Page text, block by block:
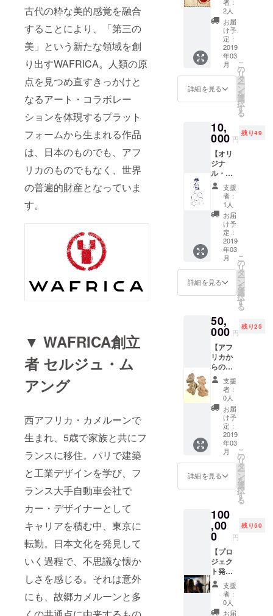
古代の粋な美的感覚を融合
することにより、「第三の
美」という新たな領域を創
り出すWAFRICA。人類の原
点を見つめ直すきっかけと
なるアート・コラボレー
ションを体現するプラット
フォームから生まれる作品
は、日本のものでも、アフ
リカのものでもなく、世界
の普遍的財産となっていま
す。
▼ WAFRICA創立
者 セルジュ・ム
アング
西アフリカ・カメルーンで
生まれ、5歳で家族と共にフ
ランスに移住。パリで建築
と工業デザインを学び、フ
ランス大手自動車会社で
カー・デザイナーとして
キャリアを積む中、東京に
転勤。日本文化を発見して
いく過程で、不思議な懐か
しさを感じる。それは意外
にも、故郷カメルーンと多
ルーン
より、
手書き
の絵葉
書をお
送りし
ます。
2人
お届
け予
定：
2019
年03
月
詳細を見る
こ
の
リ
タ
ー
ン
を
選
択
す
る
10,
000 円
残り49
【オリ
ジナ
ル・ス
ケッチ
（サイ
ン入
り）】
WAFRI
CA創立
者セル
ジュが
旅行中
に描
く、現
地の風
景や
オリジ
ナル・
スケッ
チ（A4
サイ
ズ）を
お送り
しま
す。
支援
者：
1人
お届
け予
定：
2019
年03
月
詳細を見る
こ
の
リ
タ
ー
ン
を
選
択
す
る
50,
000 円
残り25
【アフ
リカか
らのお
土産】
カメ
ルーン
から、
木彫り
や手織
りの生
地など
のお土
産をお
送りし
ます。
支援
者：
0人
お届
け予
定：
2019
年03
月
詳細を見る
こ
の
リ
タ
ー
ン
を
選
択
す
る
100
,00
0 円
残り50
【プロ
ジェク
ト発表
会＋セ
ルジュ
との交
流イベ
支援
者：
0人
お届